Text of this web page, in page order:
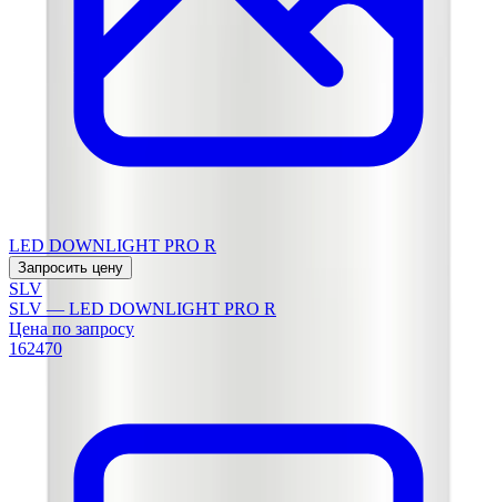
LED DOWNLIGHT PRO R
Запросить цену
SLV
SLV — LED DOWNLIGHT PRO R
Цена по запросу
162470